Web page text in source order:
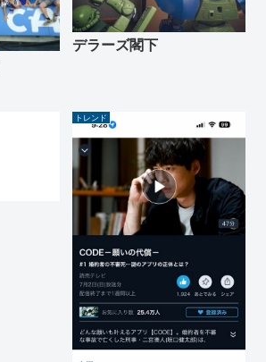
デラーズ閣下
トレンド